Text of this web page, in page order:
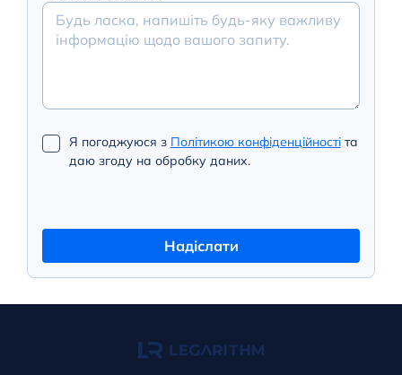
Я погоджуюся з Політикою конфіденційностіта
даю згоду на обробку даних.
Надіслати